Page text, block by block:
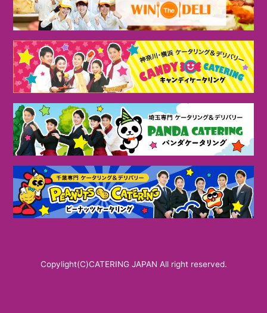
Copylight(C)CATERING JAPAN All right reserved.